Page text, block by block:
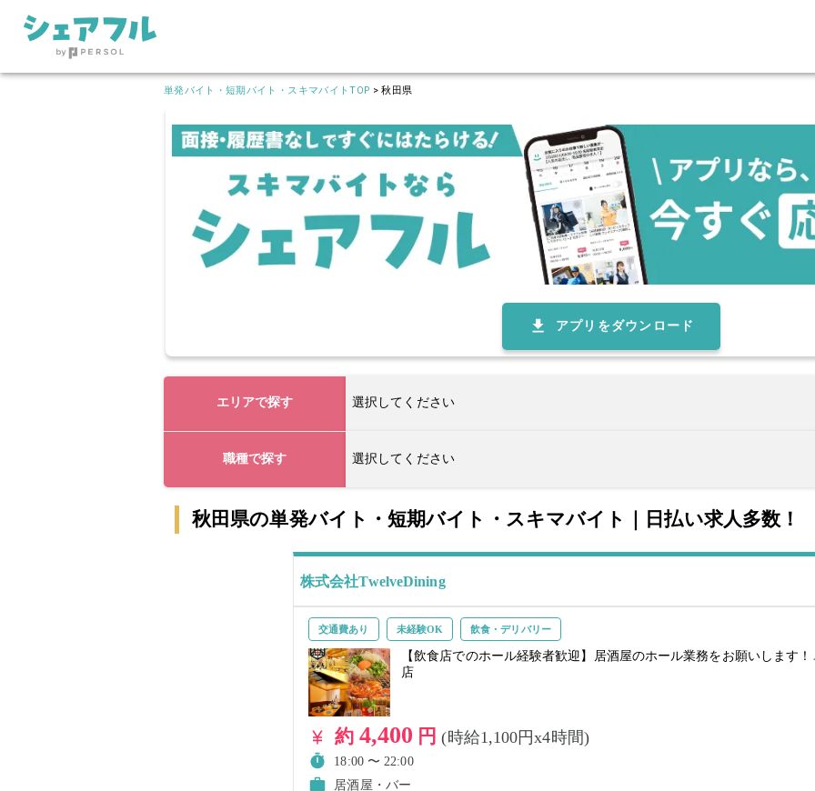
単発バイト・短期バイト・スキマバイトTOP >秋田県
アプリをダウンロード
エリアで探す 選択してください
職種で探す 選択してください
秋田県の単発バイト・短期バイト・スキマバイト｜日払い求人多数！
株式会社TwelveDining
交通費あり 未経験OK 飲食・デリバリー
【飲食店でのホール経験者歓迎】居酒屋のホール業務をお願いします
店
約 4,400 円(時給1,100円x4時間)
18:00 〜 22:00
居酒屋・バー